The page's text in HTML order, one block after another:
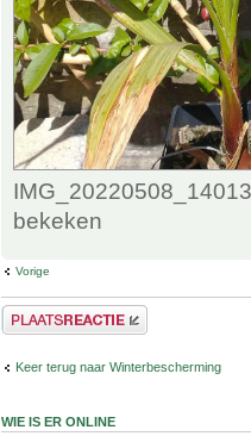
bekeken
Vorige
Plaats een reactie
Keer terug naar Winterbescherming
WIE IS ER ONLINE